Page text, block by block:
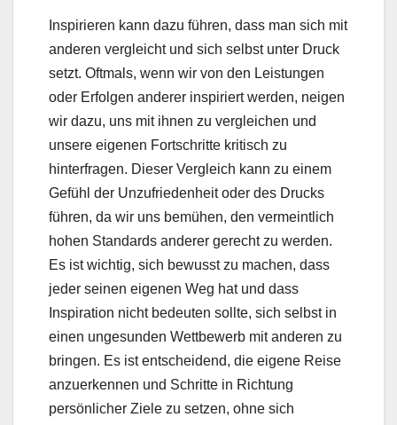
Inspirieren kann dazu führen, dass man sich mit
anderen vergleicht und sich selbst unter Druck
setzt. Oftmals, wenn wir von den Leistungen
oder Erfolgen anderer inspiriert werden, neigen
wir dazu, uns mit ihnen zu vergleichen und
unsere eigenen Fortschritte kritisch zu
hinterfragen. Dieser Vergleich kann zu einem
Gefühl der Unzufriedenheit oder des Drucks
führen, da wir uns bemühen, den vermeintlich
hohen Standards anderer gerecht zu werden.
Es ist wichtig, sich bewusst zu machen, dass
jeder seinen eigenen Weg hat und dass
Inspiration nicht bedeuten sollte, sich selbst in
einen ungesunden Wettbewerb mit anderen zu
bringen. Es ist entscheidend, die eigene Reise
anzuerkennen und Schritte in Richtung
persönlicher Ziele zu setzen, ohne sich